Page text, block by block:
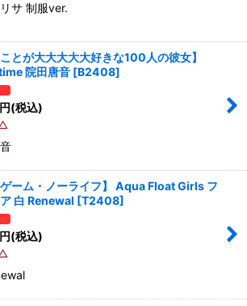
サ 制服ver.
ことが大大大大大好きな100人の彼女】
院田唐音 [B2408]
円(税込)
ゲーム・ノーライフ】 Aqua Float Girls フ
白 Renewal [T2408]
円(税込)